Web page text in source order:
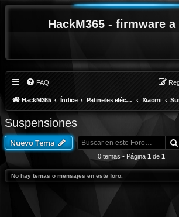
HackM365 - firmware
FAQ
HackM365 Índice Patinetes eléctricos Xiaomi
Suspensiones
Nuevo Tema
0 temas • Página 1 de 1
No hay temas o mensajes en este foro.